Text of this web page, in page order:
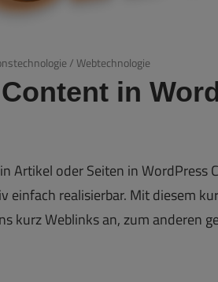
/ Webtechnologie
in
Artikel oder Seiten in WordPress
einfach realisierbar. Mit diesem
kurz Weblinks an, zum anderen